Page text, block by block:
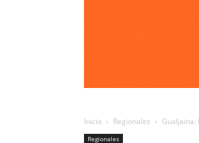
Inicio Regionales
Regionales